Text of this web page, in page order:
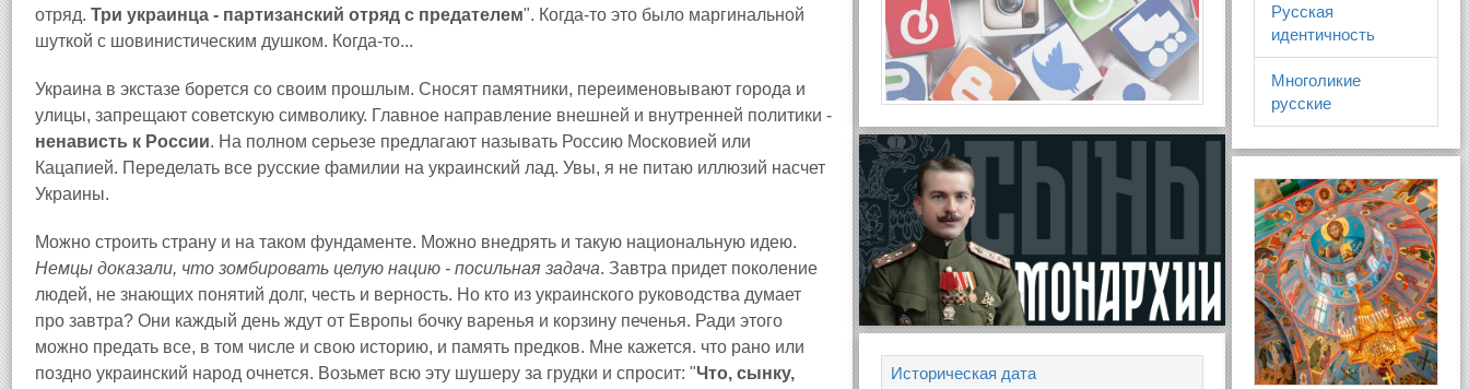
отряд. Три украинца - партизанский отряд с предателем". Когда-то это было маргинальной
шуткой с шовинистическим душком. Когда-то...
Украина в экстазе борется со своим прошлым. Сносят памятники, переименовывают города и
улицы, запрещают советскую символику. Главное направление внешней и внутренней политики -
ненависть к России. На полном серьезе предлагают называть Россию Московией или
Кацапией. Переделать все русские фамилии на украинский лад. Увы, я не питаю иллюзий насчет
Украины.
Можно строить страну и на таком фундаменте. Можно внедрять и такую национальную идею.
Немцы доказали, что зомбировать целую нацию - посильная задача. Завтра придет поколение
людей, не знающих понятий долг, честь и верность. Но кто из украинского руководства думает
про завтра? Они каждый день ждут от Европы бочку варенья и корзину печенья. Ради этого
можно предать все, в том числе и свою историю, и память предков. Мне кажется. что рано или
поздно украинский народ очнется. Возьмет всю эту шушеру за грудки и спросит: "Что, сынку,
Историческая дата
Русская
идентичность
Многоликие
русские